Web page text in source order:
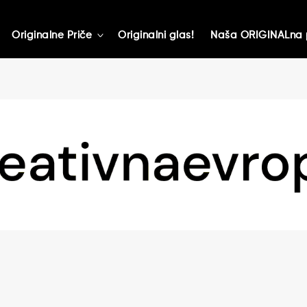
Originalne Priče toggle
Originalni glas! Naša